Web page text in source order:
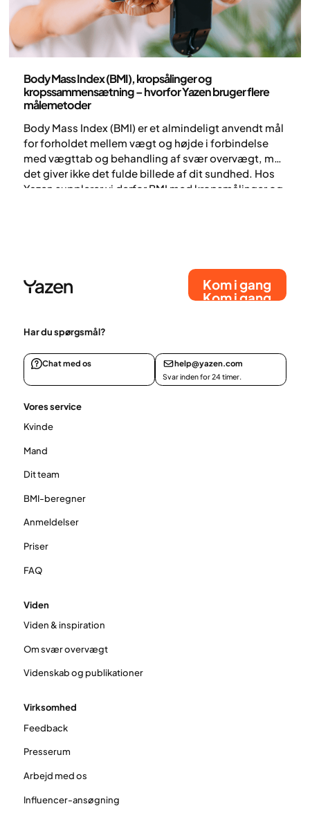
Body Mass Index (BMI), kropsålinger og
kropssammensætning – hvorfor Yazen bruger flere
målemetoder
Body Mass Index (BMI) er et almindeligt anvendt mål
for forholdet mellem vægt og højde i forbindelse
med vægttab og behandling af svær overvægt, men
det giver ikke det fulde billede af dit sundhed. Hos
Yazen supplerer vi derfor BMI med kropsmålinger og
Kom i gang
Kom i gang
Har du spørgsmål?
Chat med os help@yazen.com
Svar inden for 24 timer.
Vores service
Kvinde
Mand
Dit team
BMI-beregner
Anmeldelser
Priser
FAQ
Viden
Viden & inspiration
Om svær overvægt
Videnskab og publikationer
Virksomhed
Feedback
Presserum
Arbejd med os
Influencer-ansøgning